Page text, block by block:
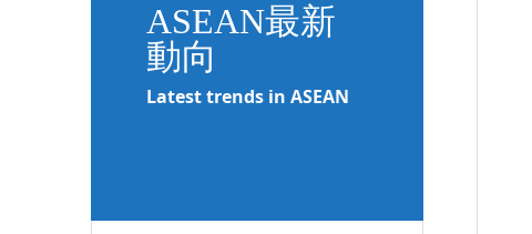
ASEAN最新
動向
Latest trends in ASEAN